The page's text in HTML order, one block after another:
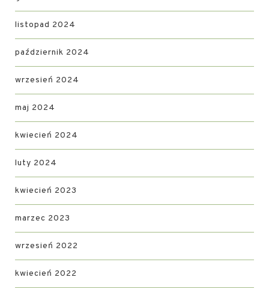
listopad 2024
październik 2024
wrzesień 2024
maj 2024
kwiecień 2024
luty 2024
kwiecień 2023
marzec 2023
wrzesień 2022
kwiecień 2022